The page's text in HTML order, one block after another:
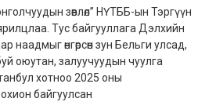
зөвлөл” НҮТББ-ын Тэргүүн
Тус байгууллага Дэлхийн
наадмыг өнгөрсөн зун Бельги улсад,
оюутан, залуучуудын чуулга
хотноо 2025 оны
байгуулсан